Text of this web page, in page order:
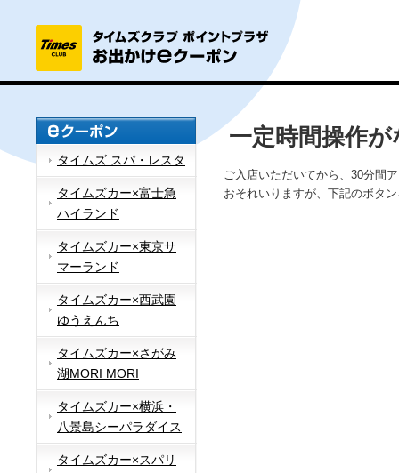
タイムズ スパ・レスタ
タイムズカー×富士急
ハイランド
タイムズカー×東京サ
マーランド
タイムズカー×西武園
ゆうえんち
タイムズカー×さがみ
湖MORI MORI
タイムズカー×横浜・
八景島シーパラダイス
タイムズカー×スパリ
一定時間操作
ご入店いただいてから、30分間
おそれいりますが、下記のボタ